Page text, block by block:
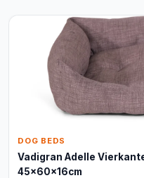
DOG BEDS
Vadigran Adelle
45x60x16cm